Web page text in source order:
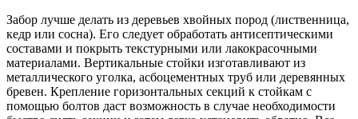
Забор лучше делать из деревьев хвойных пород (лиственница,
кедр или сосна). Его следует обработать антисептическими
составами и покрыть текстурными или лакокрасочными
материалами. Вертикальные стойки изготавливают из
металлического уголка, асбоцементных труб или деревянных
бревен. Крепление горизонтальных секций к стойкам с
помощью болтов даст возможность в случае необходимости